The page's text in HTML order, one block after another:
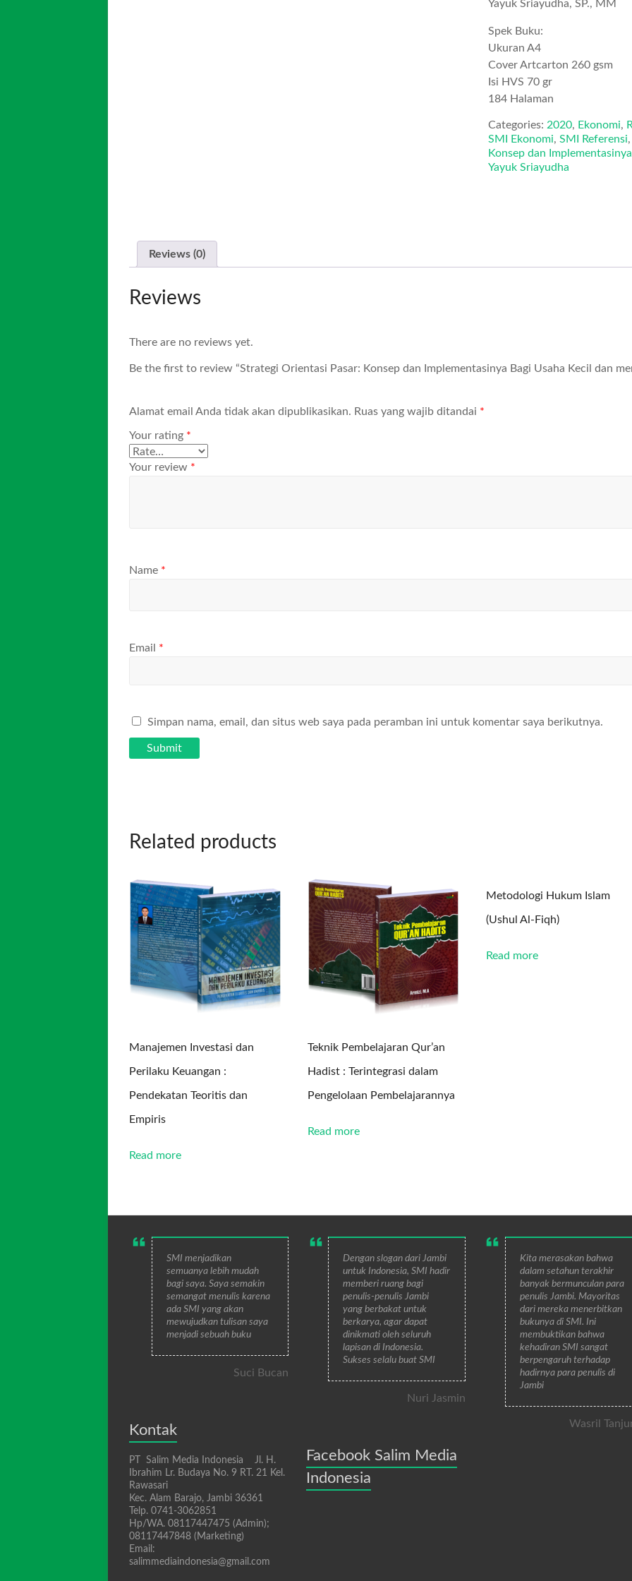
Yayuk Sriayudha, SP., MM
Spek Buku:
Ukuran A4
Cover Artcarton 260 gsm
Isi HVS 70 gr
184 Halaman
Categories: 2020, Ekonomi,
SMI Ekonomi, SMI Referensi,
Konsep dan
Yayuk Sriayudha
Reviews (0)
Reviews
There are no reviews yet.
Be the first to review “Strategi Orientasi Pasar: Konsep dan Implementasinya Bagi Usaha Kecil dan
Alamat email Anda tidak akan dipublikasikan. Ruas yang wajib ditandai *
Your rating *
Your review *
Name *
Email *
Simpan nama, email, dan situs web saya pada peramban ini untuk komentar saya berikutnya.
Related products
Manajemen Investasi dan
Perilaku Keuangan :
Pendekatan Teoritis dan
Empiris
Read more
Teknik Pembelajaran Qur’an
Hadist : Terintegrasi dalam
Pengelolaan Pembelajarannya
Read more
Metodologi Hukum Islam
(Ushul Al-Fiqh)
Read more
SMI menjadikan
semuanya lebih mudah
bagi saya. Saya semakin
semangat menulis karena
ada SMI yang akan
mewujudkan tulisan saya
menjadi sebuah buku
Suci Bucan
Kontak
PT Salim Media Indonesia Jl. H.
Ibrahim Lr. Budaya No. 9 RT. 21 Kel.
Rawasari
Kec. Alam Barajo, Jambi 36361
Telp. 0741-3062851
Hp/WA. 08117447475 (Admin);
08117447848 (Marketing)
Email:
salimmediaindonesia@gmail.com
Dengan slogan dari Jambi
untuk Indonesia, SMI hadir
memberi ruang bagi
penulis-penulis Jambi
yang berbakat untuk
berkarya, agar dapat
dinikmati oleh seluruh
lapisan di Indonesia.
Sukses selalu buat SMI
Nuri Jasmin
Facebook Salim Media
Indonesia
Kita merasakan bahwa
dalam setahun terakhir
banyak bermunculan para
penulis Jambi. Mayoritas
dari mereka menerbitkan
bukunya di SMI. Ini
membuktikan bahwa
kehadiran SMI sangat
berpengaruh terhadap
hadirnya para penulis di
Jambi
Wasril